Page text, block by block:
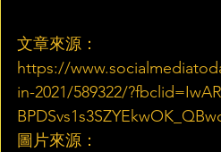
文章來源：
https://
in-2021/589322/
圖片來源：